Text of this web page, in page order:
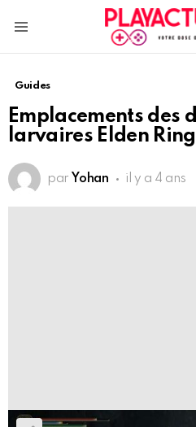
Guides
Emplacements des
larvaires Elden Ring
par Yohan il y a 4 ans